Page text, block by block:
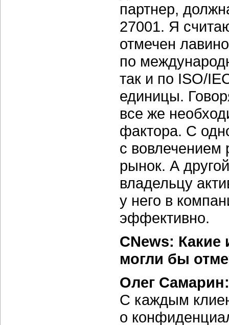
партнер,
27001. Я
отмечен
по
так и по ISO/
единицы.
все же
фактора. С
с вовлечением
рынок. А
владельцу
у него в
эффективно.
CNews:
могли бы
Олег Самарин:
С каждым
о